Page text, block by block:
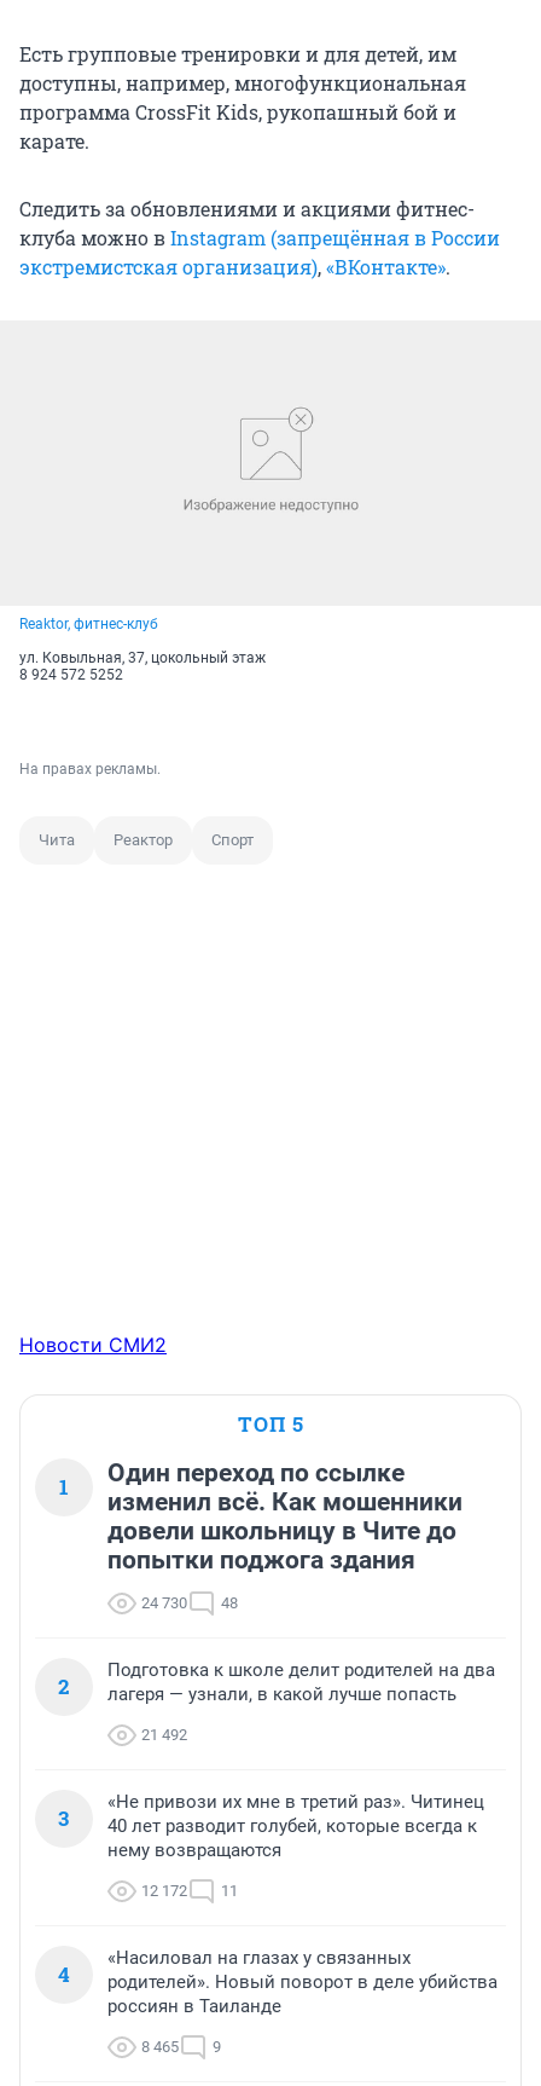
Есть групповые тренировки и для детей, им
доступны, например, многофункциональная
программа CrossFit Kids, рукопашный бой и
карате.
Следить за обновлениями и акциями фитнес-
клуба можно вInstagram (запрещённая в России
экстремистская организация),«ВКонтакте».
Reaktor, фитнес-клуб
ул. Ковыльная, 37, цокольный этаж
8 924 572 5252
На правах рекламы.
Чита Реактор Спорт
Новости СМИ2
ТОП 5
1
Один переход по ссылке
изменил всё. Как мошенники
довели школьницу в Чите до
попытки поджога здания
24 730 48
2
Подготовка к школе делит родителей на два
лагеря — узнали, в какой лучше попасть
21 492
3
«Не привози их мне в третий раз». Читинец
40 лет разводит голубей, которые всегда к
нему возвращаются
12 172 11
4
«Насиловал на глазах у связанных
родителей». Новый поворот в деле убийства
россиян в Таиланде
8 465 9